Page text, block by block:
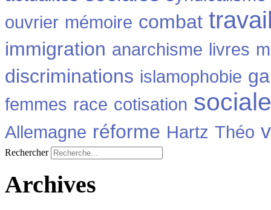
ouvrier mémoire combat
immigration anarchisme livres
discriminations islamophobie
femmes race cotisation sociale
Allemagne réforme Hartz Théo
Rechercher
Archives